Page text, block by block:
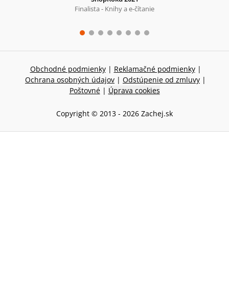
Finalista - Knihy a e-čítanie
Obchodné podmienky | Reklamačné podmienky |
Ochrana osobných údajov | Odstúpenie od zmluvy |
Poštovné | Úprava cookies
Copyright © 2013 - 2026 Zachej.sk